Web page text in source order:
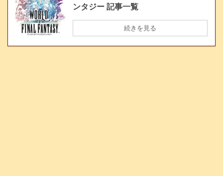
ンタジー 記事一覧
続きを見る